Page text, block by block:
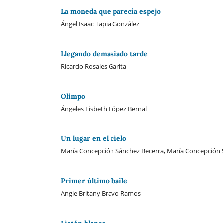
La moneda que parecía espejo
Ángel Isaac Tapia González
Llegando demasiado tarde
Ricardo Rosales Garita
Olimpo
Ángeles Lisbeth López Bernal
Un lugar en el cielo
María Concepción Sánchez Becerra, María Concepción
Primer último baile
Angie Britany Bravo Ramos